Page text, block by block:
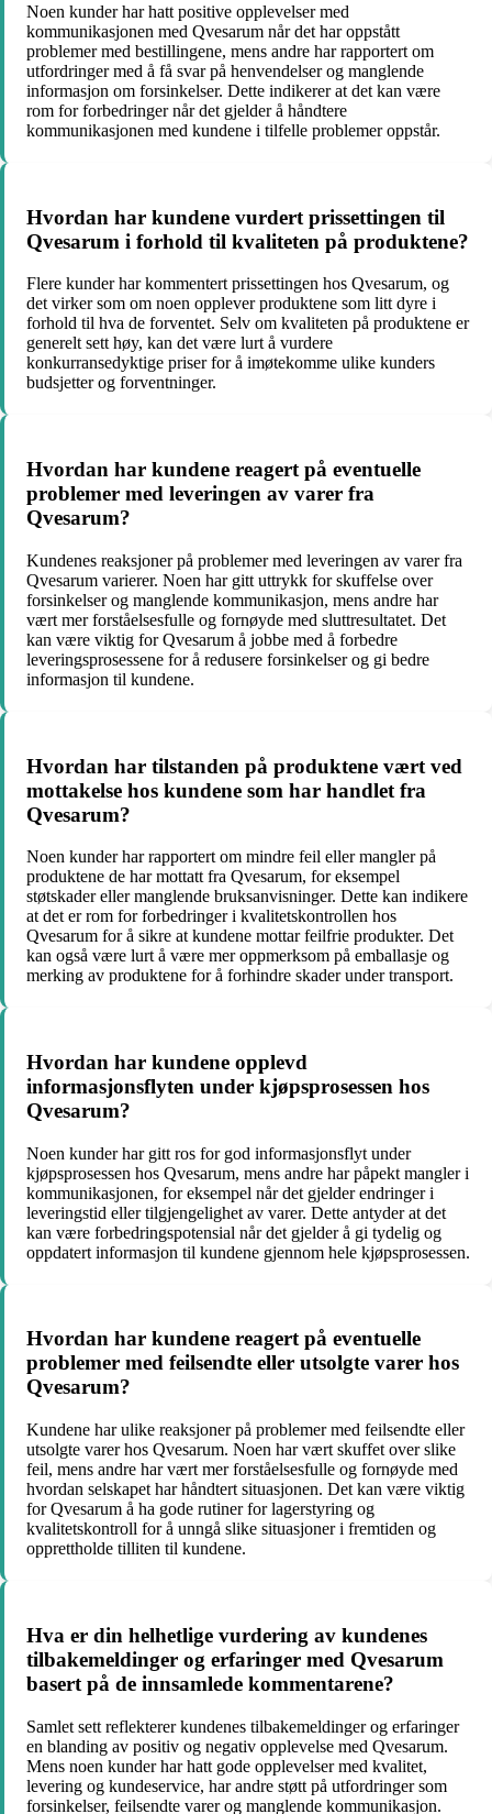
Noen kunder har hatt positive opplevelser med
kommunikasjonen med Qvesarum når det har oppstått
problemer med bestillingene, mens andre har rapportert om
utfordringer med å få svar på henvendelser og manglende
informasjon om forsinkelser. Dette indikerer at det kan være
rom for forbedringer når det gjelder å håndtere
kommunikasjonen med kundene i tilfelle problemer oppstår.
Hvordan har kundene vurdert prissettingen til
Qvesarum i forhold til kvaliteten på produktene?
Flere kunder har kommentert prissettingen hos Qvesarum, og
det virker som om noen opplever produktene som litt dyre i
forhold til hva de forventet. Selv om kvaliteten på produktene er
generelt sett høy, kan det være lurt å vurdere
konkurransedyktige priser for å imøtekomme ulike kunders
budsjetter og forventninger.
Hvordan har kundene reagert på eventuelle
problemer med leveringen av varer fra
Qvesarum?
Kundenes reaksjoner på problemer med leveringen av varer fra
Qvesarum varierer. Noen har gitt uttrykk for skuffelse over
forsinkelser og manglende kommunikasjon, mens andre har
vært mer forståelsesfulle og fornøyde med sluttresultatet. Det
kan være viktig for Qvesarum å jobbe med å forbedre
leveringsprosessene for å redusere forsinkelser og gi bedre
informasjon til kundene.
Hvordan har tilstanden på produktene vært ved
mottakelse hos kundene som har handlet fra
Qvesarum?
Noen kunder har rapportert om mindre feil eller mangler på
produktene de har mottatt fra Qvesarum, for eksempel
støtskader eller manglende bruksanvisninger. Dette kan indikere
at det er rom for forbedringer i kvalitetskontrollen hos
Qvesarum for å sikre at kundene mottar feilfrie produkter. Det
kan også være lurt å være mer oppmerksom på emballasje og
merking av produktene for å forhindre skader under transport.
Hvordan har kundene opplevd
informasjonsflyten under kjøpsprosessen hos
Qvesarum?
Noen kunder har gitt ros for god informasjonsflyt under
kjøpsprosessen hos Qvesarum, mens andre har påpekt mangler i
kommunikasjonen, for eksempel når det gjelder endringer i
leveringstid eller tilgjengelighet av varer. Dette antyder at det
kan være forbedringspotensial når det gjelder å gi tydelig og
oppdatert informasjon til kundene gjennom hele kjøpsprosessen.
Hvordan har kundene reagert på eventuelle
problemer med feilsendte eller utsolgte varer hos
Qvesarum?
Kundene har ulike reaksjoner på problemer med feilsendte eller
utsolgte varer hos Qvesarum. Noen har vært skuffet over slike
feil, mens andre har vært mer forståelsesfulle og fornøyde med
hvordan selskapet har håndtert situasjonen. Det kan være viktig
for Qvesarum å ha gode rutiner for lagerstyring og
kvalitetskontroll for å unngå slike situasjoner i fremtiden og
opprettholde tilliten til kundene.
Hva er din helhetlige vurdering av kundenes
tilbakemeldinger og erfaringer med Qvesarum
basert på de innsamlede kommentarene?
Samlet sett reflekterer kundenes tilbakemeldinger og erfaringer
en blanding av positiv og negativ opplevelse med Qvesarum.
Mens noen kunder har hatt gode opplevelser med kvalitet,
levering og kundeservice, har andre støtt på utfordringer som
forsinkelser, feilsendte varer og manglende kommunikasjon.